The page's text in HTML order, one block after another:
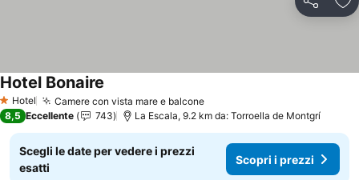
Condividi
1 Stelle
Hotel Camere con vista mare e balconeScopri i prezzi
Hotel Bonaire
8,5 Eccellente 743 La Escala, 9.2 km da: Torroella de Montgrí
Scegli le date per vedere i prezzi
esatti
Scopri i prezzi